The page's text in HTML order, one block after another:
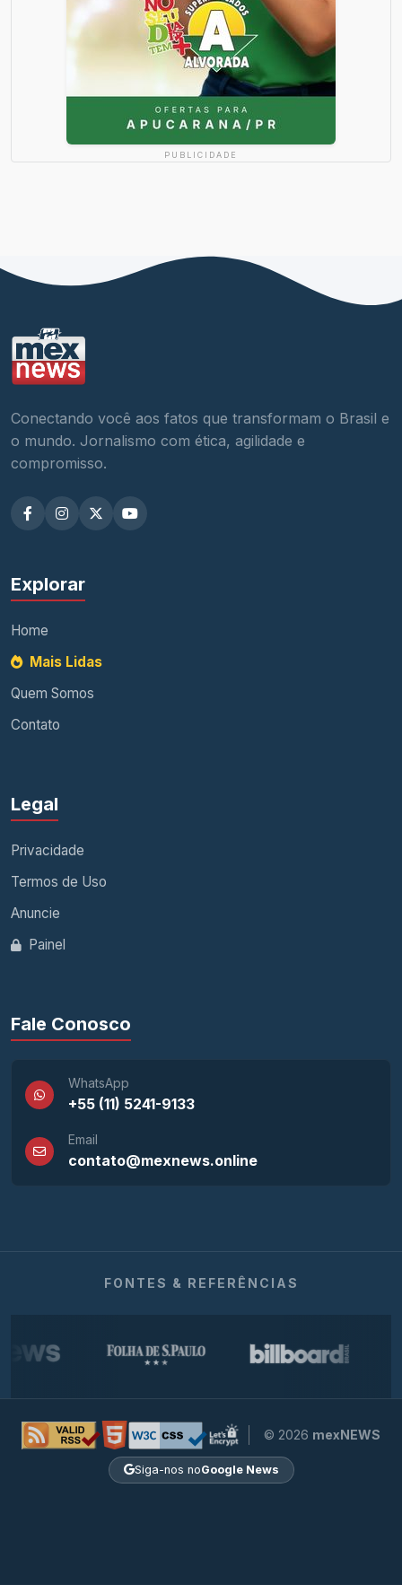
PUBLICIDADE
Conectando você aos fatos que transformam o Brasil e
o mundo. Jornalismo com ética, agilidade e
compromisso.
Explorar
Home
Mais Lidas
Quem Somos
Contato
Legal
Privacidade
Termos de Uso
Anuncie
Painel
Fale Conosco
WhatsApp
+55 (11) 5241-9133
Email
contato@mexnews.online
FONTES & REFERÊNCIAS
© 2026 mexNEWS
Siga-nos noGoogle News